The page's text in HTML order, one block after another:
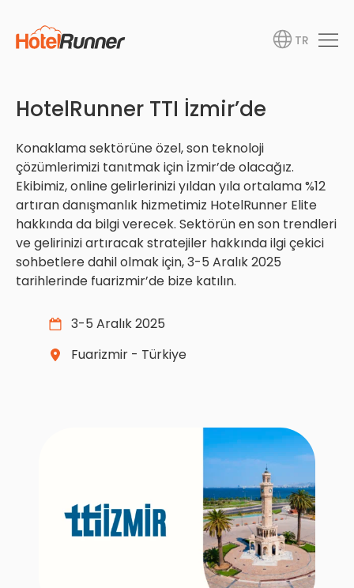
TR
HotelRunner TTI İzmir’de
Konaklama sektörüne özel, son teknoloji
çözümlerimizi tanıtmak için İzmir’de olacağız.
Ekibimiz, online gelirlerinizi yıldan yıla ortalama %12
artıran danışmanlık hizmetimiz HotelRunner Elite
hakkında da bilgi verecek. Sektörün en son trendleri
ve gelirinizi artıracak stratejiler hakkında ilgi çekici
sohbetlere dahil olmak için, 3-5 Aralık 2025
tarihlerinde fuarizmir’de bize katılın.
3-5 Aralık 2025
Fuarizmir - Türkiye